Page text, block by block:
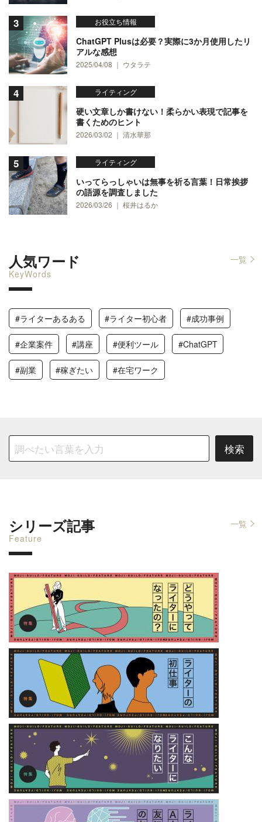
お役立ち情報
ChatGPT Plusは必要？実際に3か月使用したリ
アルな感想
2025/04/08 ｜ ウタラテ
ライティング
硬い文章しか書けない！柔らかい表現で記事を
書くためのヒント
2026/03/02 ｜ 清水華那
ライティング
いってらっしゃいは無事を祈る言葉！日常挨拶
の語源を調査しました
2026/03/26 ｜ 桜井はるか
人気ワード
KeyWords
一覧
#ライターあるある #ライター初心者 #成功事例
#企業案件 #講座 #便利ツール #ChatGPT
#副業 #稼ぎたい #在宅ワーク
シリーズ記事
Feature
一覧